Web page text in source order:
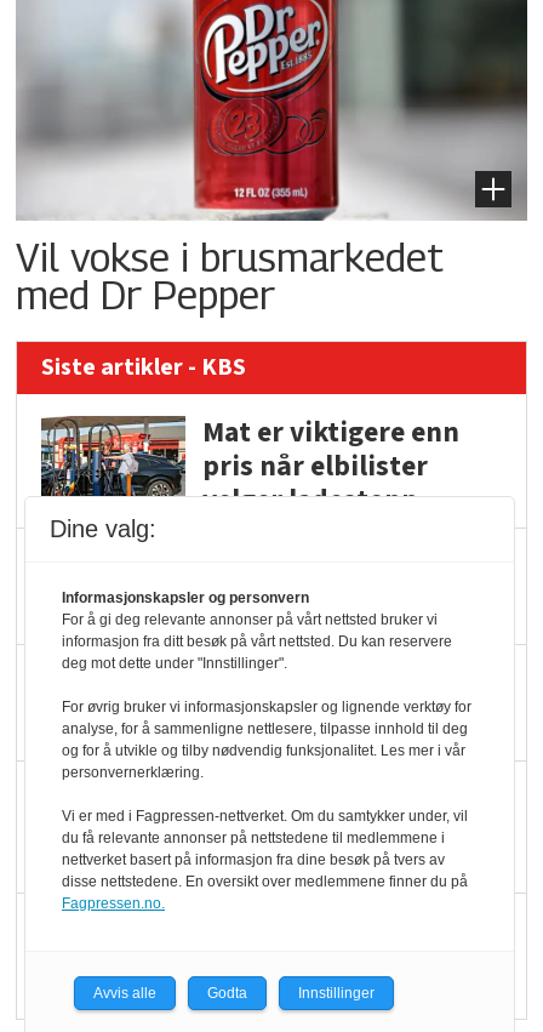
Vil vokse i brusmarkedet
med Dr Pepper
Siste artikler - KBS
Mat er viktigere enn
pris når elbilister
velger ladestopp
legger ned hver måned
Potetball, kylling og 98
oktan
endring: Stadig større
serveringstilbud
Dine valg:
Informasjonskapsler og personvern
For å gi deg relevante annonser på vårt nettsted bruker vi
informasjon fra ditt besøk på vårt nettsted. Du kan reservere
deg mot dette under "Innstillinger".
For øvrig bruker vi informasjonskapsler og lignende verktøy for
analyse, for å sammenligne nettlesere, tilpasse innhold til deg
og for å utvikle og tilby nødvendig funksjonalitet. Les mer i vår
personvernerklæring.
Vi er med i Fagpressen-nettverket. Om du samtykker under, vil
du få relevante annonser på nettstedene til medlemmene i
nettverket basert på informasjon fra dine besøk på tvers av
disse nettstedene. En oversikt over medlemmene finner du på
Fagpressen.no.
Avvis alle Godta Innstillinger